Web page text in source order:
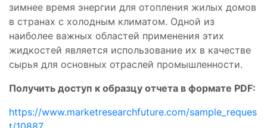
зимнее время энергии для отопления жилых домов
в странах с холодным климатом. Одной из
наиболее важных областей применения этих
жидкостей является использование их в качестве
сырья для основных отраслей промышленности.
Получить доступ к образцу отчета в формате PDF:
https://www.marketresearchfuture.com/sample_reques